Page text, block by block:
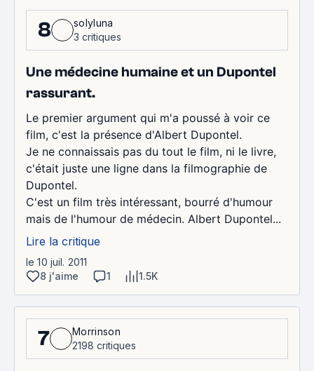
8
solyluna
3 critiques
Une médecine humaine et un Dupontel
rassurant.
Le premier argument qui m'a poussé à voir ce
film, c'est la présence d'Albert Dupontel.
Je ne connaissais pas du tout le film, ni le livre,
c'était juste une ligne dans la filmographie de
Dupontel.
C'est un film très intéressant, bourré d'humour
mais de l'humour de médecin. Albert Dupontel...
Lire la critique
le 10 juil. 2011
8 j'aime
1 1.5K
7
Morrinson
2198 critiques